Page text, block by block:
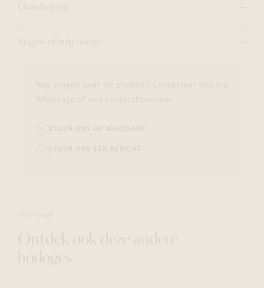
Omschrijving
Vragen of hulp nodig?
Ontdek ook deze andere
horloges